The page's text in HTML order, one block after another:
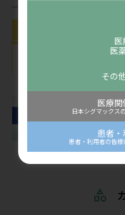
お盆
期間
コンテンツ
看護師
2026年
コーを
公開：
医
医
その
医療
日本シグマックス
患者
患者・利用者の皆